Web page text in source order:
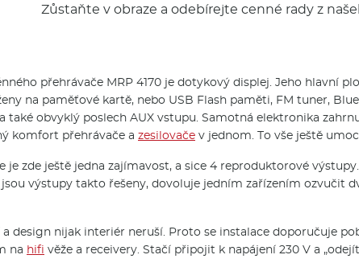
Zůstaňte v obraze a odebírejte cenné rady z
přehrávače MRP 4170 je dotykový displej. Jeho hlavní
na paměťové kartě, nebo USB Flash paměti, FM tuner,
také obvyklý poslech AUX vstupu. Samotná elektronika
komfort přehrávače a zesilovače v jednom. To vše ještě
zde ještě jedna zajímavost, a sice 4 reproduktorové
výstupy takto řešeny, dovoluje jedním zařízením ozvučit
design nijak interiér neruší. Proto se instalace doporučuje
na hifi věže a receivery. Stačí připojit k napájení 230 V a